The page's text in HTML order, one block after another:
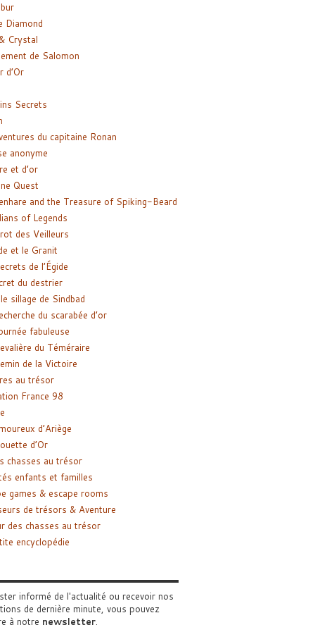
Diamond
Crystal
de Salomon
d’Or
Secrets
du capitaine Ronan
anonyme
et d’or
Quest
and the Treasure of Spiking-Beard
of Legends
des Veilleurs
et le Granit
de l’Égide
du destrier
sillage de Sindbad
du scarabée d’or
fabuleuse
du Téméraire
de la Victoire
au trésor
France 98
d’Ariège
d’Or
chasses au trésor
enfants et familles
games & escape rooms
de trésors & Aventure
des chasses au trésor
encyclopédie
informé de l'actualité ou recevoir nos
de dernière minute, vous pouvez
à notre newsletter.